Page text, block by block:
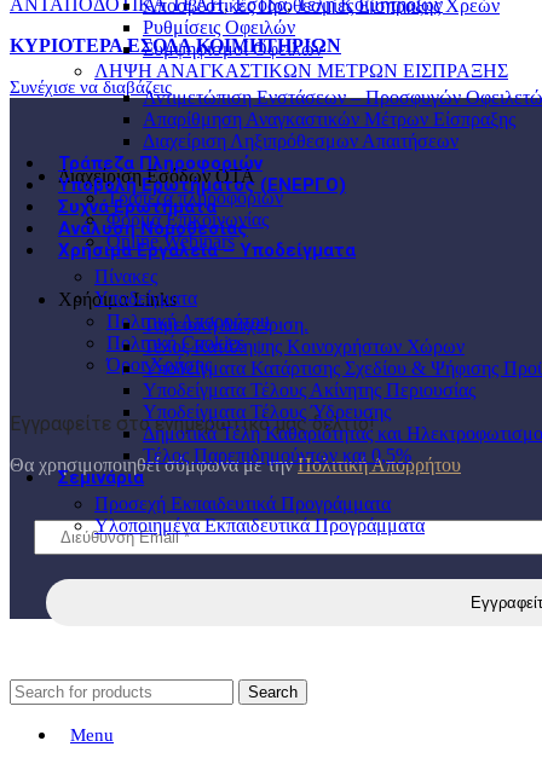
Αποσβεστικές Προθεσμίες Είσπραξης Χρεών
Ρυθμίσεις Οφειλών
Συμψηφισμοί Οφειλών
ΛΗΨΗ ΑΝΑΓΚΑΣΤΙΚΩΝ ΜΕΤΡΩΝ ΕΙΣΠΡΑΞΗΣ
Αντιμετώπιση Ενστάσεων – Προσφυγών
Απαρίθμηση Αναγκαστικών Μέτρων Είσπραξης
Διαχείριση Ληξιπρόθεσμων Απαιτήσεων
Τράπεζα Πληροφοριών
Υποβολή Ερωτήματος (ΕΝΕΡΓΟ)
Συχνά Ερωτήματα
Ανάλυση Νομοθεσίας
Χρήσιμα Εργαλεία – Υποδείγματα
Πίνακες
Υποδείγματα
Ταμειακή Διαχείριση.
Τέλος Κατάληψης Κοινοχρήστων Χώρων
Υποδείγματα Κατάρτισης Σχεδίου & Ψήφισης
Υποδείγματα Τέλους Ακίνητης Περιουσίας
Υποδείγματα Τέλους Ύδρευσης
Δημοτικά Τέλη Καθαριότητας και
Τέλος Παρεπιδημούντων και 0,5%
Σεμινάρια
Προσεχή Εκπαιδευτικά Προγράμματα
Υλοποιημένα Εκπαιδευτικά Προγράμματα
ΑΝΤΑΠΟΔΟΤΙΚΑ ΤΕΛΗ,Έσοδα,Τέλη Κοιμητηρίων
ΚΥΡΙΟΤΕΡΑ ΕΣΟΔΑ ΚΟΙΜΗΤΗΡΙΩΝ
Συνέχισε να διαβάζεις
Διαχείριση Εσόδων ΟΤΑ
Τράπεζα πληροφοριών
Φόρμα Επικοινωνίας
Online Webinars
Χρήσιμα Links
Πολιτική Απορρήτου
Πολιτική Cookies
Όροι Χρήσης
Εγγραφείτε στο ενημερωτικό μας δελτίο!
Θα χρησιμοποιηθεί σύμφωνα με τηνΠολιτική Απορρήτου
Search
Menu